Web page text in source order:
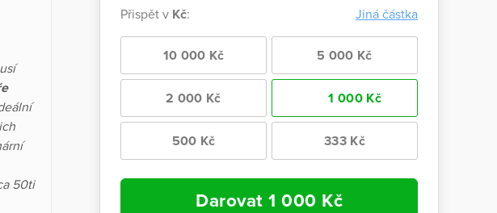
Přispět v Kč: Jiná částka
10 000 Kč 5 000 Kč
2 000 Kč 1 000 Kč
500 Kč 333 Kč
Darovat 1 000 Kč
50ti